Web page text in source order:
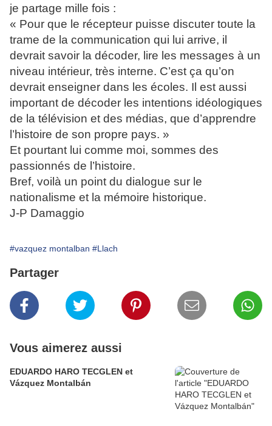
je partage mille fois :
« Pour que le récepteur puisse discuter toute la
trame de la communication qui lui arrive, il
devrait savoir la décoder, lire les messages à un
niveau intérieur, très interne. C’est ça qu’on
devrait enseigner dans les écoles. Il est aussi
important de décoder les intentions idéologiques
de la télévision et des médias, que d’apprendre
l’histoire de son propre pays. »
Et pourtant lui comme moi, sommes des
passionnés de l’histoire.
Bref, voilà un point du dialogue sur le
nationalisme et la mémoire historique.
J-P Damaggio
#vazquez montalban #Llach
Partager
Vous aimerez aussi
EDUARDO HARO TECGLEN et
Vázquez Montalbán